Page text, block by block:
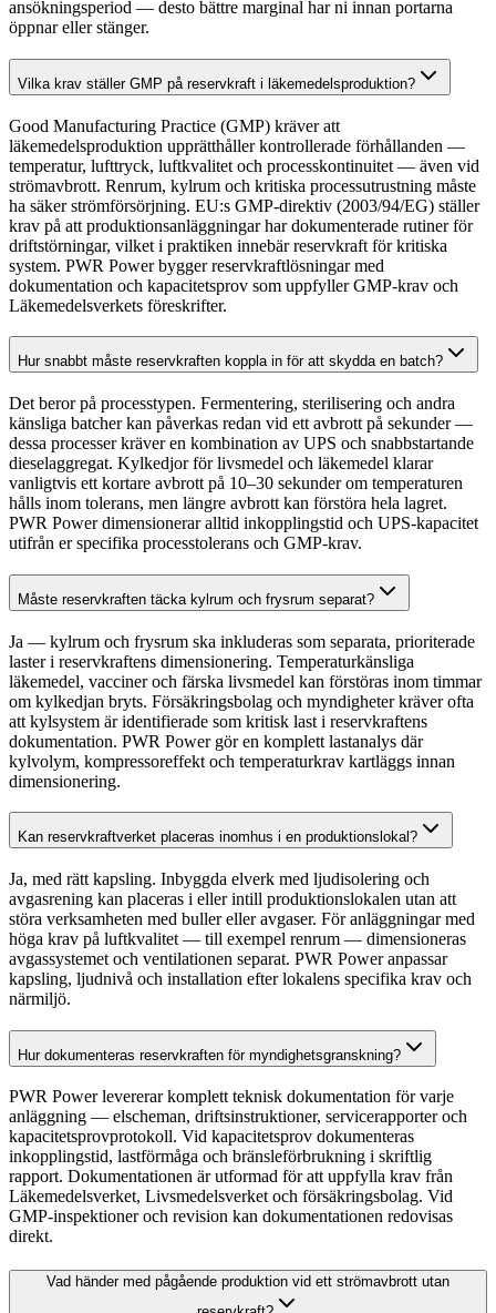
ansökningsperiod — desto bättre marginal har ni innan portarna
öppnar eller stänger.
Vilka krav ställer GMP på reservkraft i läkemedelsproduktion?
Good Manufacturing Practice (GMP) kräver att
läkemedelsproduktion upprätthåller kontrollerade förhållanden —
temperatur, lufttryck, luftkvalitet och processkontinuitet — även vid
strömavbrott. Renrum, kylrum och kritiska processutrustning måste
ha säker strömförsörjning. EU:s GMP-direktiv (2003/94/EG) ställer
krav på att produktionsanläggningar har dokumenterade rutiner för
driftstörningar, vilket i praktiken innebär reservkraft för kritiska
system. PWR Power bygger reservkraftlösningar med
dokumentation och kapacitetsprov som uppfyller GMP-krav och
Läkemedelsverkets föreskrifter.
Hur snabbt måste reservkraften koppla in för att skydda en batch?
Det beror på processtypen. Fermentering, sterilisering och andra
känsliga batcher kan påverkas redan vid ett avbrott på sekunder —
dessa processer kräver en kombination av UPS och snabbstartande
dieselaggregat. Kylkedjor för livsmedel och läkemedel klarar
vanligtvis ett kortare avbrott på 10–30 sekunder om temperaturen
hålls inom tolerans, men längre avbrott kan förstöra hela lagret.
PWR Power dimensionerar alltid inkopplingstid och UPS-kapacitet
utifrån er specifika processtolerans och GMP-krav.
Måste reservkraften täcka kylrum och frysrum separat?
Ja — kylrum och frysrum ska inkluderas som separata, prioriterade
laster i reservkraftens dimensionering. Temperaturkänsliga
läkemedel, vacciner och färska livsmedel kan förstöras inom timmar
om kylkedjan bryts. Försäkringsbolag och myndigheter kräver ofta
att kylsystem är identifierade som kritisk last i reservkraftens
dokumentation. PWR Power gör en komplett lastanalys där
kylvolym, kompressoreffekt och temperaturkrav kartläggs innan
dimensionering.
Kan reservkraftverket placeras inomhus i en produktionslokal?
Ja, med rätt kapsling. Inbyggda elverk med ljudisolering och
avgasrening kan placeras i eller intill produktionslokalen utan att
störa verksamheten med buller eller avgaser. För anläggningar med
höga krav på luftkvalitet — till exempel renrum — dimensioneras
avgassystemet och ventilationen separat. PWR Power anpassar
kapsling, ljudnivå och installation efter lokalens specifika krav och
närmiljö.
Hur dokumenteras reservkraften för myndighetsgranskning?
PWR Power levererar komplett teknisk dokumentation för varje
anläggning — elscheman, driftsinstruktioner, servicerapporter och
kapacitetsprovprotokoll. Vid kapacitetsprov dokumenteras
inkopplingstid, lastförmåga och bränsleförbrukning i skriftlig
rapport. Dokumentationen är utformad för att uppfylla krav från
Läkemedelsverket, Livsmedelsverket och försäkringsbolag. Vid
GMP-inspektioner och revision kan dokumentationen redovisas
direkt.
Vad händer med pågående produktion vid ett strömavbrott utan